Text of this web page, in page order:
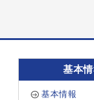
基本
基本情報